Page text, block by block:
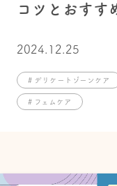
コツとおすす
2024.12.25
# デリケートゾーンケア
# フェムケア